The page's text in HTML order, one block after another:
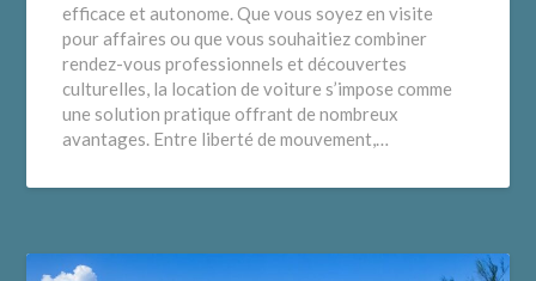
efficace et autonome. Que vous soyez en visite
pour affaires ou que vous souhaitiez combiner
rendez-vous professionnels et découvertes
culturelles, la location de voiture s’impose comme
une solution pratique offrant de nombreux
avantages. Entre liberté de mouvement,…